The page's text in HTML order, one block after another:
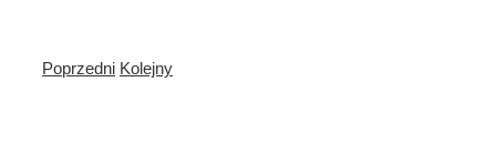
Poprzedni Kolejny